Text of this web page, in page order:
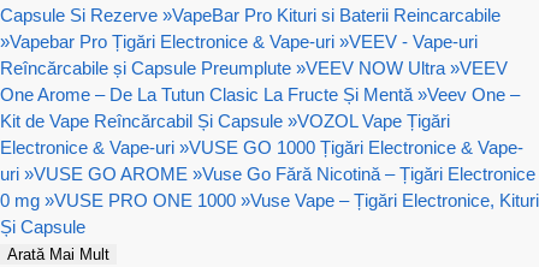
Capsule Si Rezerve »VapeBar Pro Kituri si Baterii Reincarcabile
»Vapebar Pro Țigări Electronice & Vape-uri »VEEV - Vape-uri
Reîncărcabile și Capsule Preumplute »VEEV NOW Ultra »VEEV
One Arome – De La Tutun Clasic La Fructe Și Mentă »Veev One –
Kit de Vape Reîncărcabil Și Capsule »VOZOL Vape Țigări
Electronice & Vape-uri »VUSE GO 1000 Țigări Electronice & Vape-
uri »VUSE GO AROME »Vuse Go Fără Nicotină – Țigări Electronice
0 mg »VUSE PRO ONE 1000 »Vuse Vape – Țigări Electronice, Kituri
Și Capsule
Arată Mai Mult